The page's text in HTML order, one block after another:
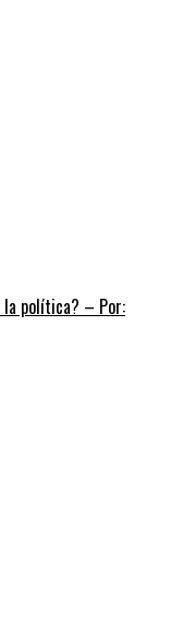
la política? – Por: